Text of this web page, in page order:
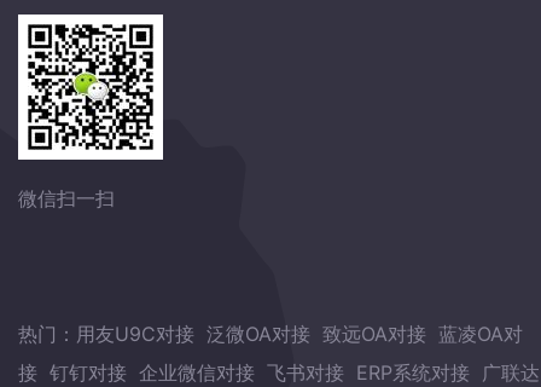
微信扫一扫
热门： 用友U9C对接 泛微OA对接 致远OA对接 蓝凌OA对
接 钉钉对接 企业微信对接 飞书对接 ERP系统对接 广联达